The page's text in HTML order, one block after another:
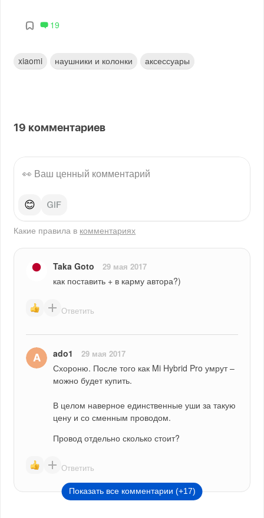
19
xiaomi наушники и колонки аксессуары
19 комментариев
😊
Какие правила в комментариях
Taka Goto 29 мая 2017
как поставить + в карму автора?)
Ответить
ado1 29 мая 2017
Схороню. После того как Mi Hybrid Pro умрут –
можно будет купить.
В целом наверное единственные уши за такую
цену и со сменным проводом.
Провод отдельно сколько стоит?
Ответить
Показать все комментарии (+17)